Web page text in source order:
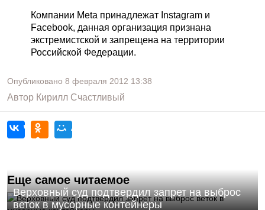
Компании Meta принадлежат Instagram и
Facebook, данная организация признана
экстремистской и запрещена на территории
Российской Федерации.
Опубликовано 8 февраля 2012 13:38
Автор Кирилл Счастливый
Еще самое читаемое
Верховный суд подтвердил запрет на выброс
веток в мусорные контейнеры